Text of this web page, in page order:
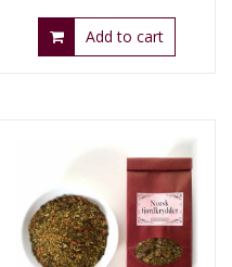
Add to cart